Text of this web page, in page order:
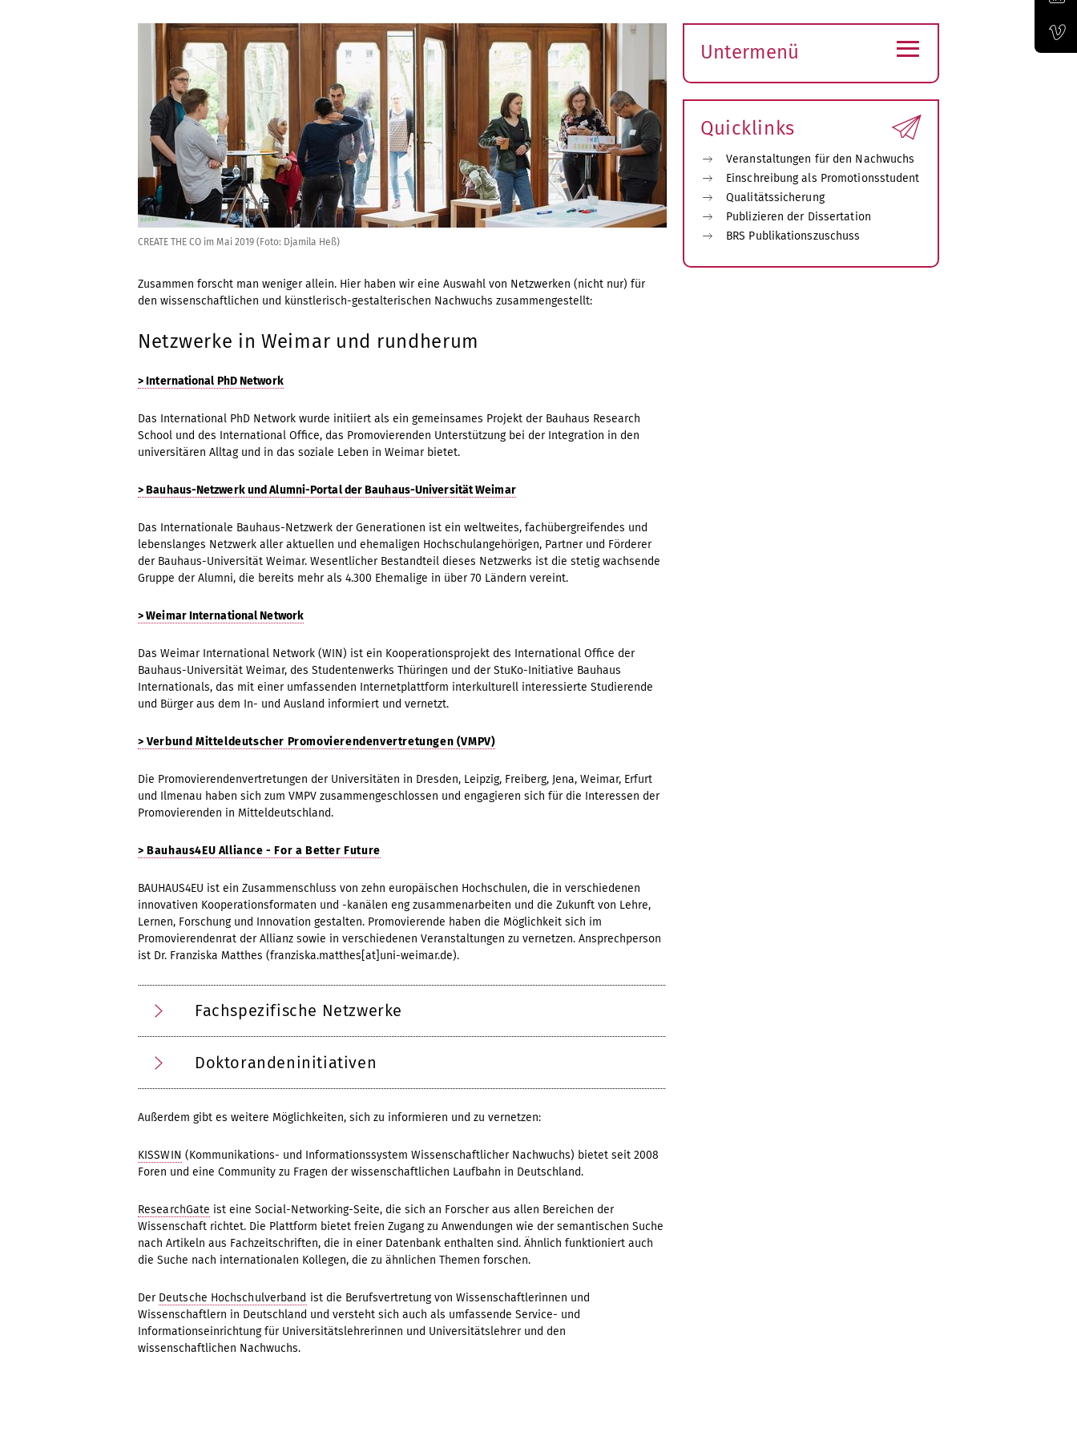
CREATE THE CO im Mai 2019 (Foto: Djamila Heß)
Zusammen forscht man weniger allein. Hier haben wir eine Auswahl von Netzwerken (nicht nur) für
den wissenschaftlichen und künstlerisch-gestalterischen Nachwuchs zusammengestellt:
Netzwerke in Weimar und rundherum
> International PhD Network
Das International PhD Network wurde initiiert als ein gemeinsames Projekt der Bauhaus Research
School und des International Office, das Promovierenden Unterstützung bei der Integration in den
universitären Alltag und in das soziale Leben in Weimar bietet.
> Bauhaus-Netzwerk und Alumni-Portal der Bauhaus-Universität Weimar
Das Internationale Bauhaus-Netzwerk der Generationen ist ein weltweites, fachübergreifendes und
lebenslanges Netzwerk aller aktuellen und ehemaligen Hochschulangehörigen, Partner und Förderer
der Bauhaus-Universität Weimar. Wesentlicher Bestandteil dieses Netzwerks ist die stetig wachsende
Gruppe der Alumni, die bereits mehr als 4.300 Ehemalige in über 70 Ländern vereint.
> Weimar International Network
Das Weimar International Network (WIN) ist ein Kooperationsprojekt des International Office der
Bauhaus-Universität Weimar, des Studentenwerks Thüringen und der StuKo-Initiative Bauhaus
Internationals, das mit einer umfassenden Internetplattform interkulturell interessierte Studierende
und Bürger aus dem In- und Ausland informiert und vernetzt.
> Verbund Mitteldeutscher Promovierendenvertretungen (VMPV)
Die Promovierendenvertretungen der Universitäten in Dresden, Leipzig, Freiberg, Jena, Weimar, Erfurt
und Ilmenau haben sich zum VMPV zusammengeschlossen und engagieren sich für die Interessen der
Promovierenden in Mitteldeutschland.
> Bauhaus4EU Alliance - For a Better Future
BAUHAUS4EU ist ein Zusammenschluss von zehn europäischen Hochschulen, die in verschiedenen
innovativen Kooperationsformaten und -kanälen eng zusammenarbeiten und die Zukunft von Lehre,
Lernen, Forschung und Innovation gestalten. Promovierende haben die Möglichkeit sich im
Promovierendenrat der Allianz sowie in verschiedenen Veranstaltungen zu vernetzen. Ansprechperson
ist Dr. Franziska Matthes (franziska.matthes[at]uni-weimar.de).
Fachspezifische Netzwerke
Doktorandeninitiativen
Außerdem gibt es weitere Möglichkeiten, sich zu informieren und zu vernetzen:
KISSWIN (Kommunikations- und Informationssystem Wissenschaftlicher Nachwuchs) bietet seit 2008
Foren und eine Community zu Fragen der wissenschaftlichen Laufbahn in Deutschland.
ResearchGate ist eine Social-Networking-Seite, die sich an Forscher aus allen Bereichen der
Wissenschaft richtet. Die Plattform bietet freien Zugang zu Anwendungen wie der semantischen Suche
nach Artikeln aus Fachzeitschriften, die in einer Datenbank enthalten sind. Ähnlich funktioniert auch
die Suche nach internationalen Kollegen, die zu ähnlichen Themen forschen.
Der Deutsche Hochschulverband ist die Berufsvertretung von Wissenschaftlerinnen und
Wissenschaftlern in Deutschland und versteht sich auch als umfassende Service- und
Informationseinrichtung für Universitätslehrerinnen und Universitätslehrer und den
wissenschaftlichen Nachwuchs.
Untermenü
öffnen
≡
Quicklinks
Veranstaltungen für den Nachwuchs
Einschreibung als Promotionsstudent
Qualitätssicherung
Publizieren der Dissertation
BRS Publikationszuschuss